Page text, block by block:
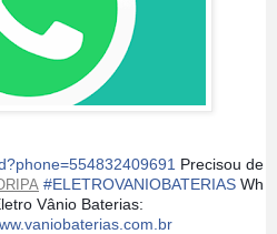
Precisou de
#ELETROVANIOBATERIAS Wh
Vânio Baterias: